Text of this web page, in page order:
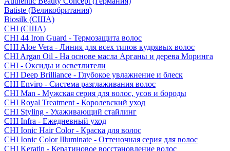
Batiste (Великобритания)
Biosilk (США)
CHI (США)
CHI 44 Iron Guard - Термозащита волос
CHI Aloe Vera - Линия для всех типов кудрявых волос
CHI Argan Oil - На основе масла Арганы и дерева Моринга
CHI - Оксиды и осветлители
CHI Deep Brilliance - Глубокое увлажнение и блеск
CHI Enviro - Система разглаживания волос
CHI Man - Мужская серия для волос, усов и бороды
CHI Royal Treatment - Королевский уход
CHI Styling - Ухаживающий стайлинг
CHI Infra - Ежедневный уход
CHI Ionic Hair Color - Краска для волос
CHI Ionic Color Illuminate - Оттеночная серия для волос
CHI Keratin - Кератиновое восстановление волос